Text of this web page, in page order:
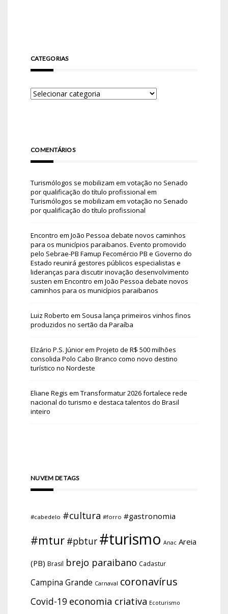
CATEGORIAS
COMENTÁRIOS
Turismólogos se mobilizam em votação no Senado
por qualificação do título profissional em
Turismólogos se mobilizam em votação no Senado
por qualificação do título profissional
Encontro em João Pessoa debate novos caminhos
para os municípios paraibanos. Evento promovido
pelo Sebrae-PB Famup Fecomércio PB e Governo do
Estado reunirá gestores públicos especialistas e
lideranças para discutir inovação desenvolvimento
susten em Encontro em João Pessoa debate novos
caminhos para os municípios paraibanos
Luiz Roberto em Sousa lança primeiros vinhos finos
produzidos no sertão da Paraíba
Elzário P.S. Júniorem Projeto de R$ 500 milhões
consolida Polo Cabo Branco como novo destino
turístico no Nordeste
Eliane Regis em Transformatur 2026 fortalece rede
nacional do turismo e destaca talentos do Brasil
inteiro
NUVEM DE TAGS
#cabedelo #cultura #forro #gastronomia
#mtur #pbtur #turismo Anac Areia
(PB) Brasil brejo paraibano Cadastur
Campina Grande Carnaval coronavírus
Covid-19 economia criativa Ecoturismo